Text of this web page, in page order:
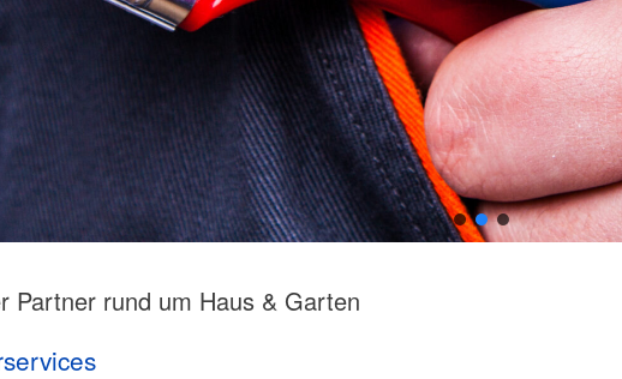
Partner rund um Haus & Garten